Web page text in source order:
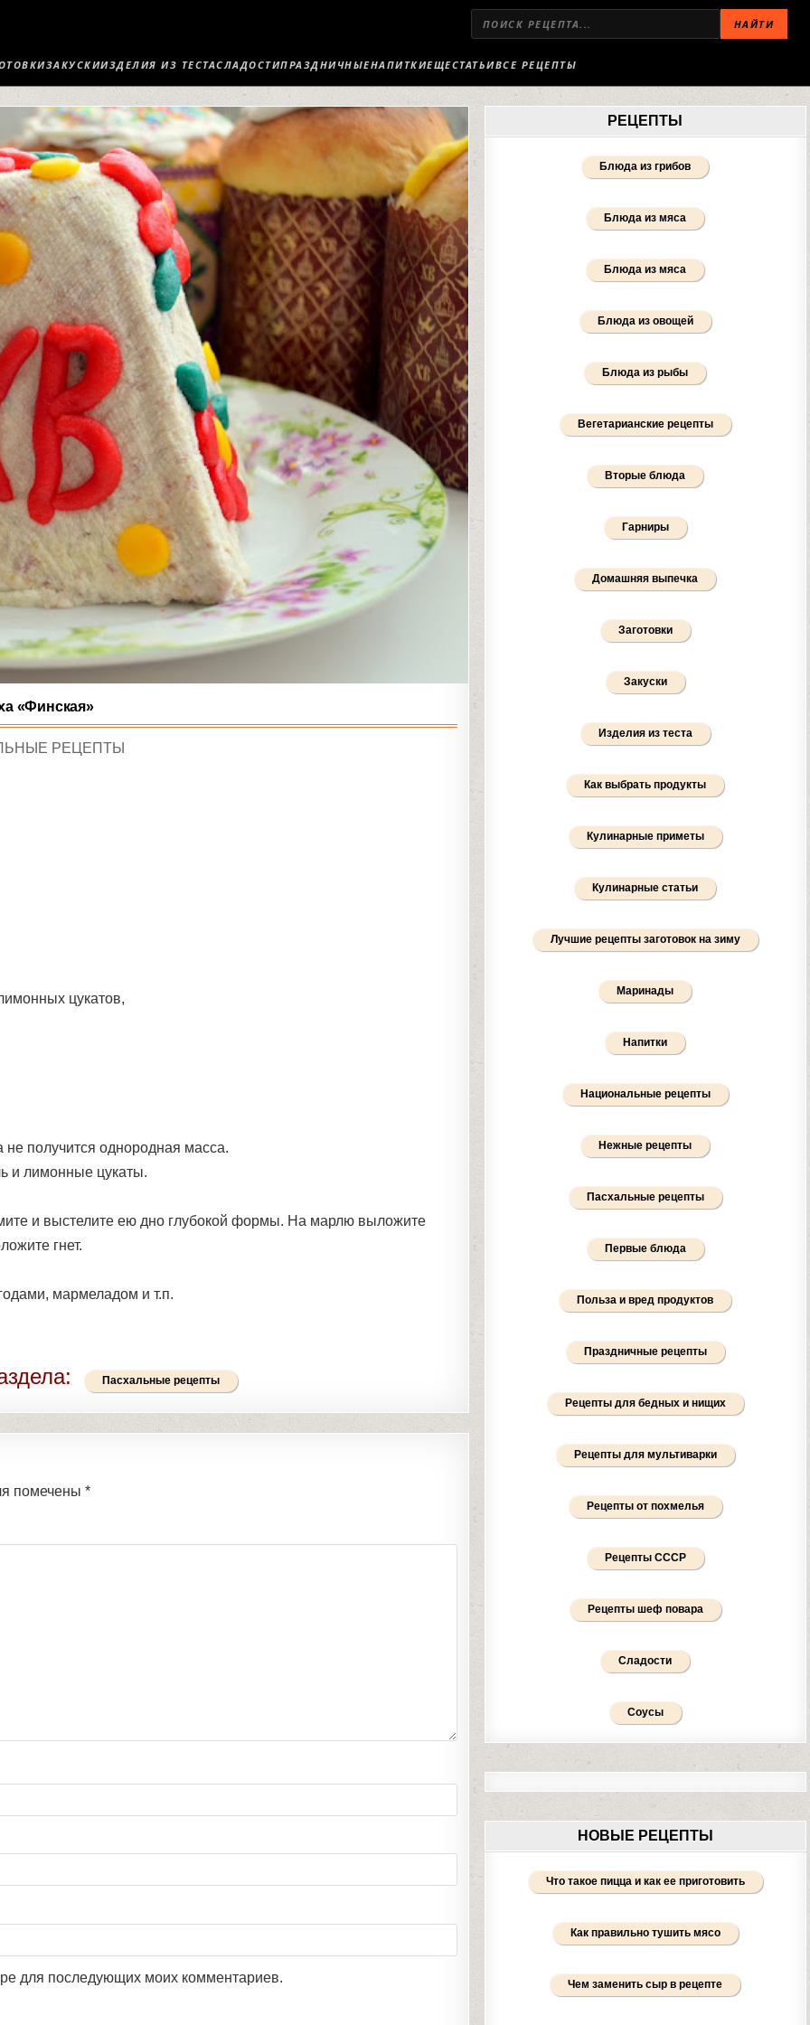
НАЙТИ
ЗАКУСКИИЗДЕЛИЯ ИЗ ТЕСТАСЛАДОСТИПРАЗДНИЧНЫЕНАПИТКИЕЩЕСТАТЬИВСЕ РЕЦЕПТЫ
«Финская»
РЕЦЕПТЫ
цукатов,
не получится однородная масса.
и лимонные цукаты.
и выстелите ею дно глубокой формы. На мар­лю выложите
гнет.
мармеладом и т.п.
Пасхальные рецепты
помечены *
для последующих моих комментариев.
РЕЦЕПТЫ
Блюда из грибов
Блюда из мяса
Блюда из мяса
Блюда из овощей
Блюда из рыбы
Вегетарианские рецепты
Вторые блюда
Гарниры
Домашняя выпечка
Заготовки
Закуски
Изделия из теста
Как выбрать продукты
Кулинарные приметы
Кулинарные статьи
Лучшие рецепты заготовок на зиму
Маринады
Напитки
Национальные рецепты
Нежные рецепты
Пасхальные рецепты
Первые блюда
Польза и вред продуктов
Праздничные рецепты
Рецепты для бедных и нищих
Рецепты для мультиварки
Рецепты от похмелья
Рецепты СССР
Рецепты шеф повара
Сладости
Соусы
НОВЫЕ РЕЦЕПТЫ
Что такое пицца и как ее приготовить
Как правильно тушить мясо
Чем заменить сыр в рецепте